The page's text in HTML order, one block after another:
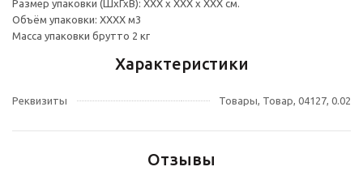
Размер упаковки (ШхГхВ): ХХХ х ХХХ х ХХХ см.
Объём упаковки: ХХХХ м3
Масса упаковки брутто 2 кг
Характеристики
Реквизиты Товары, Товар, 04127, 0.02
Отзывы